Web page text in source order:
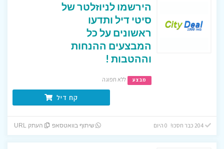
הירשמו לניוזלטר של
סיטי דיל ותדעו
ראשונים על כל
המבצעים ההנחות
וההטבות !
מבצע ללא תפוגה
קח דיל
204 כבר חסכו! 0 היום שיתוף בוואטסאפ העתק URL